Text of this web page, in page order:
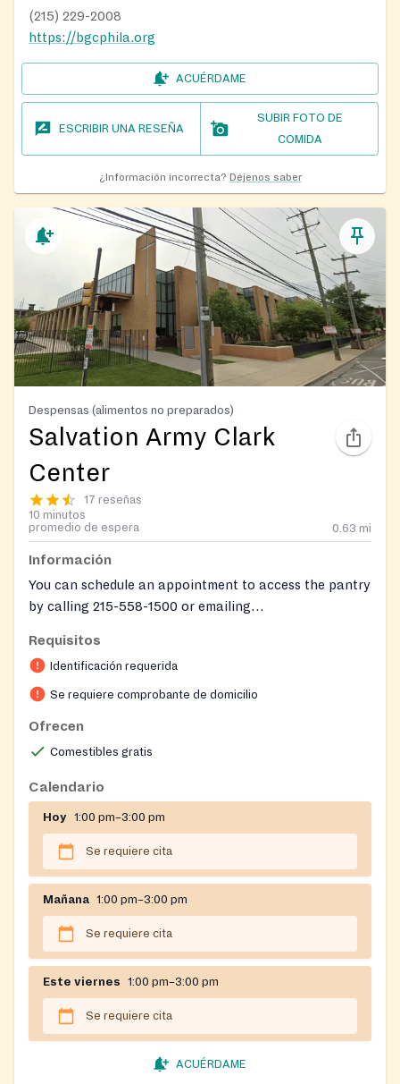
(215) 229-2008
https://bgcphila.org
ACUÉRDAME
ESCRIBIR UNA RESEÑA
SUBIR FOTO DE
COMIDA
¿Información incorrecta? Déjenos saber
Despensas (alimentos no preparados)
Salvation Army Clark
Center
17 reseñas
10 minutos
promedio de espera
0.63 mi
Información
You can schedule an appointment to access the pantry
by calling 215-558-1500 or emailing
Requisitos
Identificación requerida
Se requiere comprobante de domicilio
Ofrecen
Comestibles gratis
Calendario
Hoy 1:00 pm–3:00 pm
Se requiere cita
Mañana 1:00 pm–3:00 pm
Se requiere cita
Este viernes 1:00 pm–3:00 pm
Se requiere cita
ACUÉRDAME